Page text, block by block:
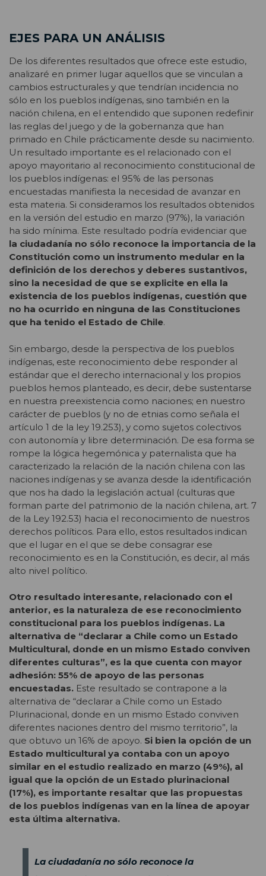
EJES PARA UN ANÁLISIS
De los diferentes resultados que ofrece este estudio,
analizaré en primer lugar aquellos que se vinculan a
cambios estructurales y que tendrían incidencia no
sólo en los pueblos indígenas, sino también en la
nación chilena, en el entendido que suponen redefinir
las reglas del juego y de la gobernanza que han
primado en Chile prácticamente desde su nacimiento.
Un resultado importante es el relacionado con el
apoyo mayoritario al reconocimiento constitucional de
los pueblos indígenas: el 95% de las personas
encuestadas manifiesta la necesidad de avanzar en
esta materia. Si consideramos los resultados obtenidos
en la versión del estudio en marzo (97%), la variación
ha sido mínima. Este resultado podría evidenciar que
la ciudadanía no sólo reconoce la importancia de la
Constitución como un instrumento medular en la
definición de los derechos y deberes sustantivos,
sino la necesidad de que se explicite en ella la
existencia de los pueblos indígenas, cuestión que
no ha ocurrido en ninguna de las Constituciones
que ha tenido el Estado de Chile.
Sin embargo, desde la perspectiva de los pueblos
indígenas, este reconocimiento debe responder al
estándar que el derecho internacional y los propios
pueblos hemos planteado, es decir, debe sustentarse
en nuestra preexistencia como naciones; en nuestro
carácter de pueblos (y no de etnias como señala el
artículo 1 de la ley 19.253), y como sujetos colectivos
con autonomía y libre determinación. De esa forma se
rompe la lógica hegemónica y paternalista que ha
caracterizado la relación de la nación chilena con las
naciones indígenas y se avanza desde la identificación
que nos ha dado la legislación actual (culturas que
forman parte del patrimonio de la nación chilena, art. 7
de la Ley 192.53) hacia el reconocimiento de nuestros
derechos políticos. Para ello, estos resultados indican
que el lugar en el que se debe consagrar ese
reconocimiento es en la Constitución, es decir, al más
alto nivel político.
Otro resultado interesante, relacionado con el
anterior, es la naturaleza de ese reconocimiento
constitucional para los pueblos indígenas. La
alternativa de “declarar a Chile como un Estado
Multicultural, donde en un mismo Estado conviven
diferentes culturas”, es la que cuenta con mayor
adhesión: 55% de apoyo de las personas
encuestadas. Este resultado se contrapone a la
alternativa de “declarar a Chile como un Estado
Plurinacional, donde en un mismo Estado conviven
diferentes naciones dentro del mismo territorio”, la
que obtuvo un 16% de apoyo. Si bien la opción de un
Estado multicultural ya contaba con un apoyo
similar en el estudio realizado en marzo (49%), al
igual que la opción de un Estado plurinacional
(17%), es importante resaltar que las propuestas
de los pueblos indígenas van en la línea de apoyar
esta última alternativa.
La ciudadanía no sólo reconoce la